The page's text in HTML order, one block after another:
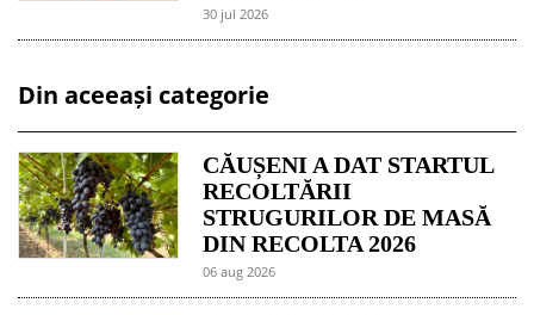
30 jul 2026
Din aceeași categorie
CĂUȘENI A DAT STARTUL
RECOLTĂRII
STRUGURILOR DE MASĂ
DIN RECOLTA 2026
06 aug 2026